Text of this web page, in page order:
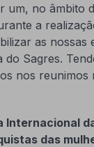
um, no âmbito
a
as
do Sagres.
nos
Internacional
das